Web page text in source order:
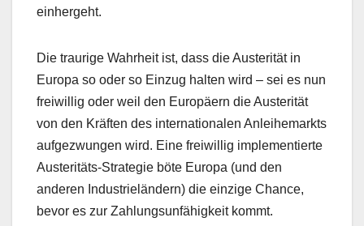
einhergeht.
Die traurige Wahrheit ist, dass die Austerität in
Europa so oder so Einzug halten wird – sei es nun
freiwillig oder weil den Europäern die Austerität
von den Kräften des internationalen Anleihemarkts
aufgezwungen wird. Eine freiwillig implementierte
Austeritäts-Strategie böte Europa (und den
anderen Industrieländern) die einzige Chance,
bevor es zur Zahlungsunfähigkeit kommt.